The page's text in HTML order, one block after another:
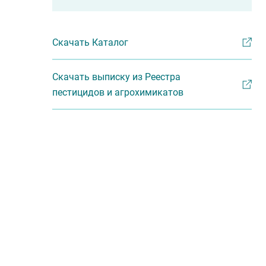
Скачать Каталог
Скачать выписку из Реестра
пестицидов и агрохимикатов